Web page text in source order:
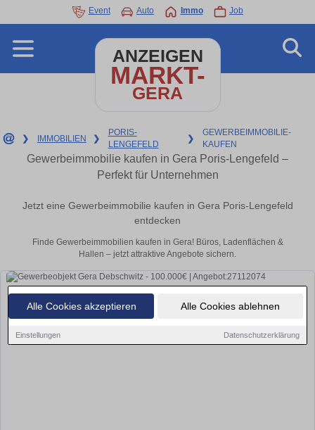
Alle Cookies akzeptieren Alle Cookies ablehnen
Einstellungen Datenschutzerklärung
Event Auto Immo Job
ANZEIGEN
MARKT-
GERA
❯ IMMOBILIEN ❯
PORIS-
LENGEFELD
❯
GEWERBEIMMOBILIE-
KAUFEN
Gewerbeimmobilie kaufen in Gera Poris-Lengefeld –
Perfekt für Unternehmen
Jetzt eine Gewerbeimmobilie kaufen in Gera Poris-Lengefeld
entdecken
Finde Gewerbeimmobilien kaufen in Gera! Büros, Ladenflächen &
Hallen – jetzt attraktive Angebote sichern.